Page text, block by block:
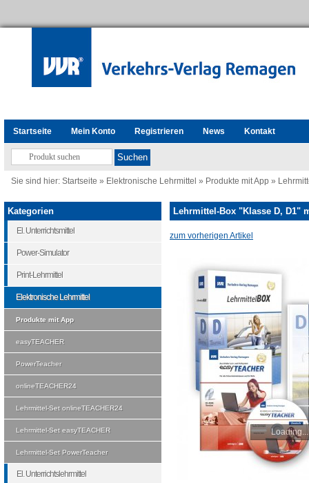
Startseite Mein Konto Registrieren News Kontakt
Sie sind hier: Startseite » Elektronische Lehrmittel » Produkte mit App »
Lehrmittel-Box "Klasse D, D1"
zum vorherigen Artikel
Loading...
Kategorien
El. Unterrichtsmittel
Power-Simulator
Print-Lehrmittel
Elektronische Lehrmittel
Produkte mit App
easyTEACHER
PowerTeacher
onlineTEACHER24
Lehrmittel-Set onlineTEACHER24
Lehrmittel-Set easyTEACHER
Lehrmittel-Set PowerTeacher
El. Unterrichtslehrmittel